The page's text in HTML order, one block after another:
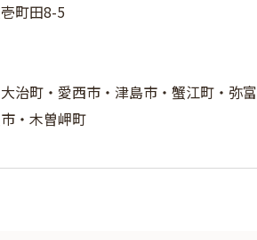
町田8-5
治町・愛西市・津島市・蟹江町・弥富
・木曽岬町